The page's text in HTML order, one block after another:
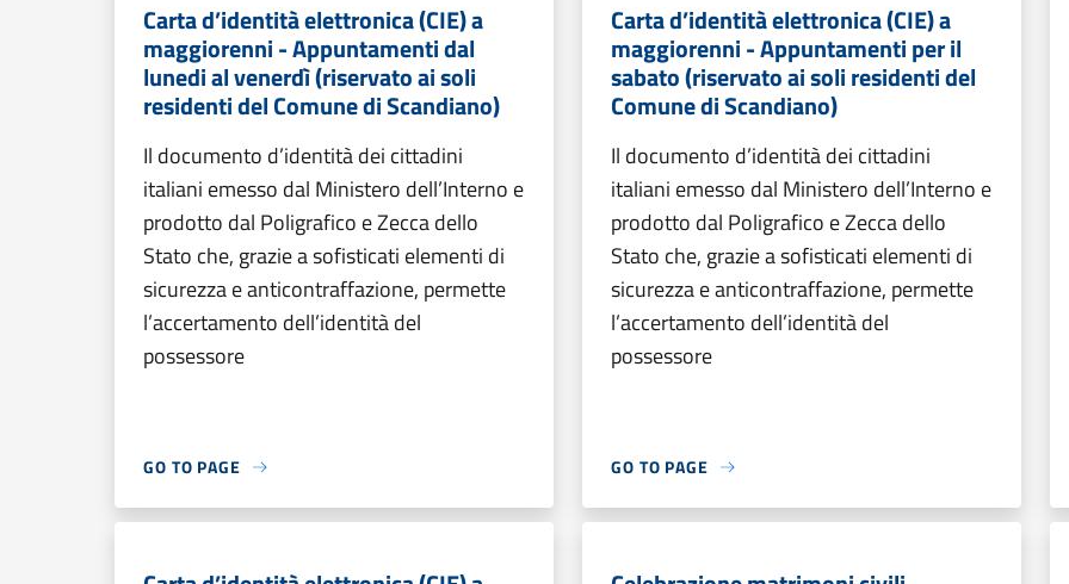
Carta d’identità elettronica (CIE) a
maggiorenni - Appuntamenti dal
lunedi al venerdì (riservato ai soli
residenti del Comune di Scandiano)
Il documento d’identità dei cittadini
italiani emesso dal Ministero dell’Interno e
prodotto dal Poligrafico e Zecca dello
Stato che, grazie a sofisticati elementi di
sicurezza e anticontraffazione, permette
l’accertamento dell’identità del
possessore
GO TO PAGE
Carta d’identità elettronica (CIE) a
maggiorenni - Appuntamenti per il
sabato (riservato ai soli residenti del
Comune di Scandiano)
Il documento d’identità dei cittadini
italiani emesso dal Ministero dell’Interno e
prodotto dal Poligrafico e Zecca dello
Stato che, grazie a sofisticati elementi di
sicurezza e anticontraffazione, permette
l’accertamento dell’identità del
possessore
GO TO PAGE